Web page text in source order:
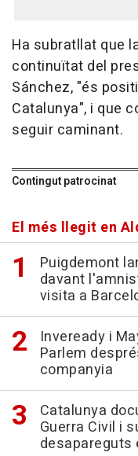
Ha subratllat que
continuïtat del
Sánchez, "és
Catalunya", i que
seguir caminant.
Contingut patrocinat
El més llegit en
Puigdemont
davant
visita a
Inveready i
Parlem
companyia
Catalunya
Guerra Civil i
desapareguts